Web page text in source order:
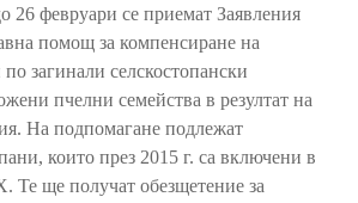
26 февруари се приемат Заявления
помощ за компенсиране на
загинали селскостопански
пчелни семейства в резултат на
На подпомагане подлежат
които през 2015 г. са включени в
Те ще получат обезщетение за